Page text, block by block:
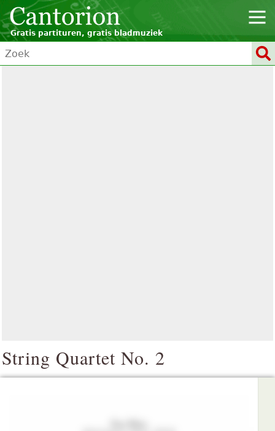
Gratis partituren, gratis bladmuziek
String Quartet No. 2